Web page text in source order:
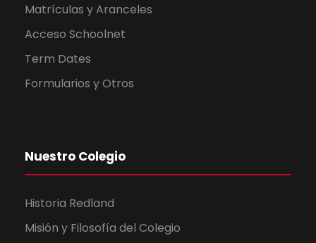
Matrículas y Aranceles
Acceso Schoolnet
Term Dates
Formularios y Otros
Nuestro Colegio
Historia Redland
Misión y Filosofía del Colegio